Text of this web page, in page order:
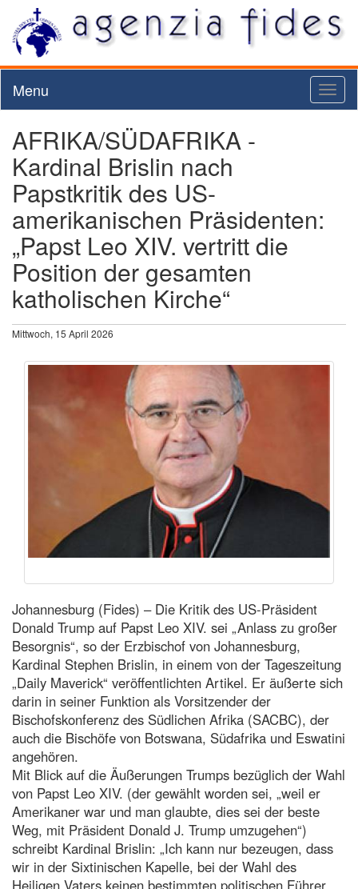
Menu
AFRIKA/SÜDAFRIKA -
Kardinal Brislin nach
Papstkritik des US-
amerikanischen Präsidenten:
„Papst Leo XIV. vertritt die
Position der gesamten
katholischen Kirche“
Mittwoch, 15 April 2026
Johannesburg (Fides) – Die Kritik des US-Präsident
Donald Trump auf Papst Leo XIV. sei „Anlass zu großer
Besorgnis“, so der Erzbischof von Johannesburg,
Kardinal Stephen Brislin, in einem von der Tageszeitung
„Daily Maverick“ veröffentlichten Artikel. Er äußerte sich
darin in seiner Funktion als Vorsitzender der
Bischofskonferenz des Südlichen Afrika (SACBC), der
auch die Bischöfe von Botswana, Südafrika und Eswatini
angehören.
Mit Blick auf die Äußerungen Trumps bezüglich der Wahl
von Papst Leo XIV. (der gewählt worden sei, „weil er
Amerikaner war und man glaubte, dies sei der beste
Weg, mit Präsident Donald J. Trump umzugehen“)
schreibt Kardinal Brislin: „Ich kann nur bezeugen, dass
wir in der Sixtinischen Kapelle, bei der Wahl des
Heiligen Vaters keinen bestimmten politischen Führer